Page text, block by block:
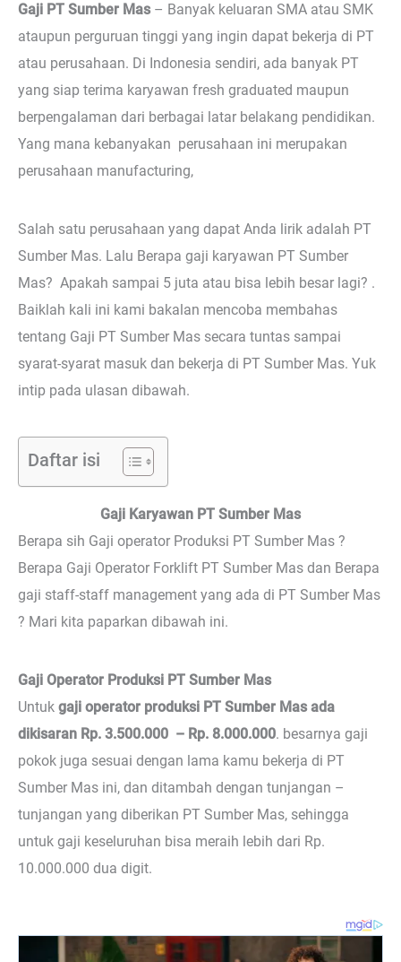
Gaji PT Sumber Mas – Banyak keluaran SMA atau SMK
ataupun perguruan tinggi yang ingin dapat bekerja di PT
atau perusahaan. Di Indonesia sendiri, ada banyak PT
yang siap terima karyawan fresh graduated maupun
berpengalaman dari berbagai latar belakang pendidikan.
Yang mana kebanyakan perusahaan ini merupakan
perusahaan manufacturing,
Salah satu perusahaan yang dapat Anda lirik adalah PT
Sumber Mas. Lalu Berapa gaji karyawan PT Sumber
Mas? Apakah sampai 5 juta atau bisa lebih besar lagi? .
Baiklah kali ini kami bakalan mencoba membahas
tentang Gaji PT Sumber Mas secara tuntas sampai
syarat-syarat masuk dan bekerja di PT Sumber Mas. Yuk
intip pada ulasan dibawah.
Daftar isi
Gaji Karyawan PT Sumber Mas
Berapa sih Gaji operator Produksi PT Sumber Mas ?
Berapa Gaji Operator Forklift PT Sumber Mas dan Berapa
gaji staff-staff management yang ada di PT Sumber Mas
? Mari kita paparkan dibawah ini.
Gaji Operator Produksi PT Sumber Mas
Untuk gaji operator produksi PT Sumber Mas ada
dikisaran Rp. 3.500.000 – Rp. 8.000.000. besarnya gaji
pokok juga sesuai dengan lama kamu bekerja di PT
Sumber Mas ini, dan ditambah dengan tunjangan –
tunjangan yang diberikan PT Sumber Mas, sehingga
untuk gaji keseluruhan bisa meraih lebih dari Rp.
10.000.000 dua digit.